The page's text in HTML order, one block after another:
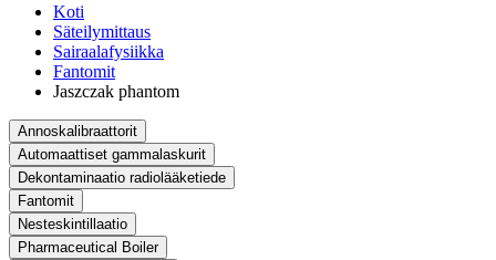
Koti
Säteilymittaus
Sairaalafysiikka
Fantomit
Jaszczak phantom
Annoskalibraattorit
Automaattiset gammalaskurit
Dekontaminaatio radiolääketiede
Fantomit
Nesteskintillaatio
Pharmaceutical Boiler